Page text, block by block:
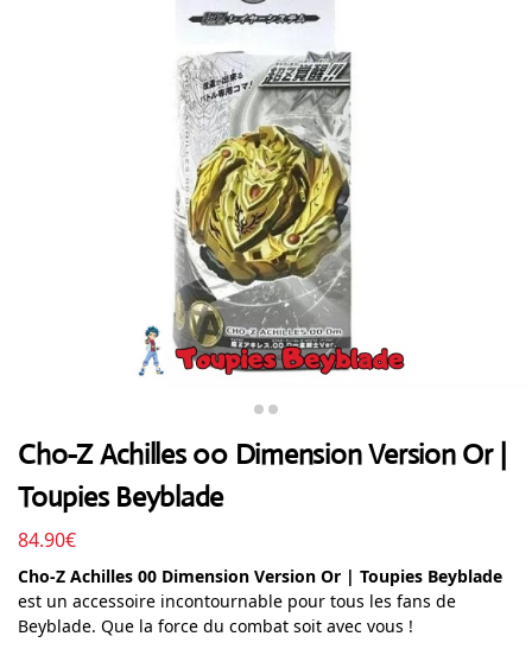
Cho-Z Achilles 00 Dimension Version Or |
Toupies Beyblade
84.90€
Cho-Z Achilles 00 Dimension Version Or | Toupies Beyblade
est un accessoire incontournable pour tous les fans de
Beyblade. Que la force du combat soit avec vous !